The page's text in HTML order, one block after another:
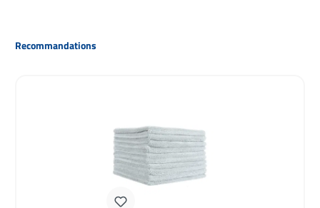
Ignorer la galerie de produits
Recommandations